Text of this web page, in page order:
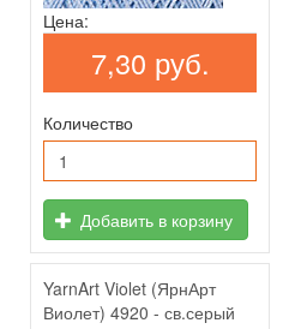
Цена:
7,30 руб.
Количество
Добавить в корзину
YarnArt Violet (ЯрнАрт
Виолет) 4920 - св.серый